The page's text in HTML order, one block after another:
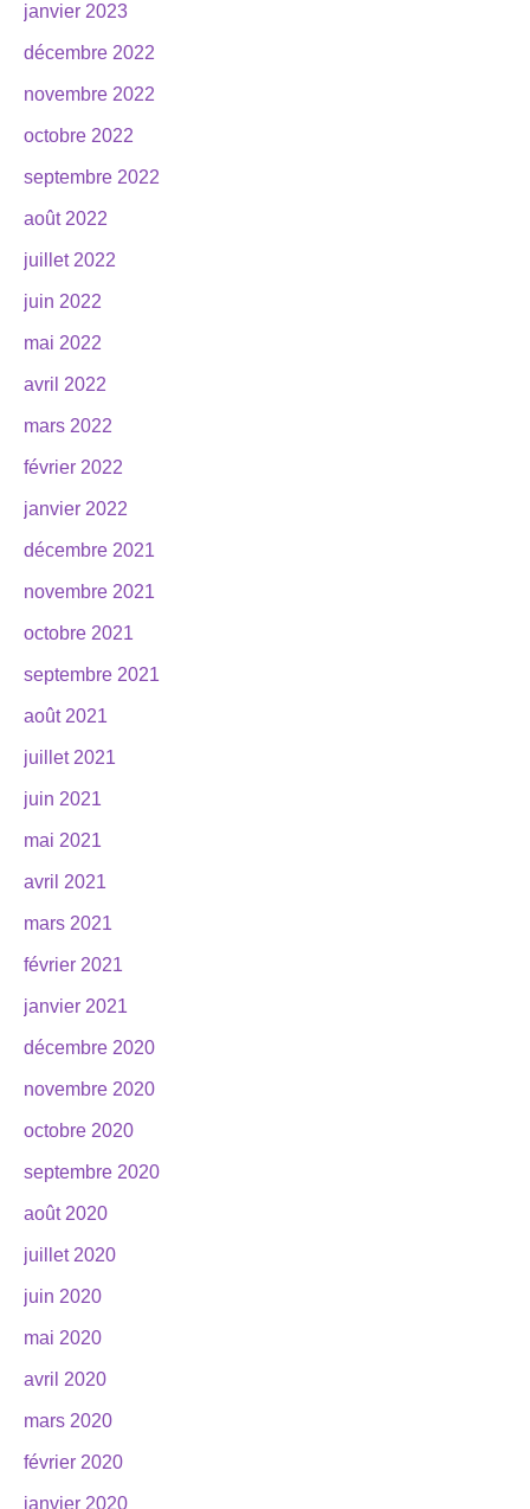
janvier 2023
décembre 2022
novembre 2022
octobre 2022
septembre 2022
août 2022
juillet 2022
juin 2022
mai 2022
avril 2022
mars 2022
février 2022
janvier 2022
décembre 2021
novembre 2021
octobre 2021
septembre 2021
août 2021
juillet 2021
juin 2021
mai 2021
avril 2021
mars 2021
février 2021
janvier 2021
décembre 2020
novembre 2020
octobre 2020
septembre 2020
août 2020
juillet 2020
juin 2020
mai 2020
avril 2020
mars 2020
février 2020
janvier 2020